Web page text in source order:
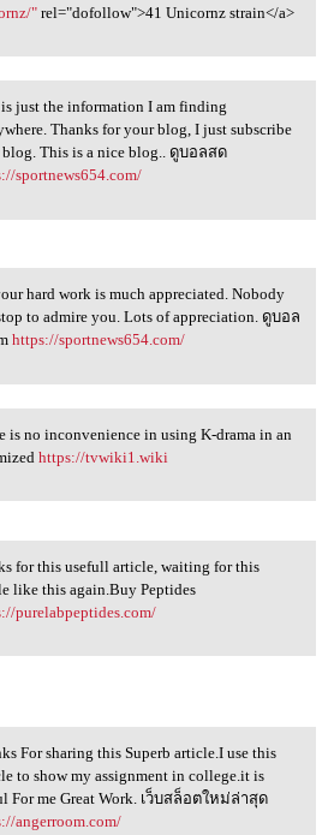
"rel="dofollow">41 Unicornz strain</a>
just the information
just the information I am finding
Thanks for your blog, I just subscribe
This is a nice blog.. ดูบอลสด
sportnews654.com/
hard work is much
hard work is much appreciated. Nobody
to admire you. Lots of appreciation. ดูบอล
https://sportnews654.com/
is no inconvenience in
is no inconvenience in using K-drama in an
https://tvwiki1.wiki
for this usefull
for this usefull article, waiting for this
like this again.Buy Peptides
purelabpeptides.com/
For sharing this
For sharing this Superb article.I use this
to show my assignment in college.it is
For me Great Work. เว็บสล็อตใหม่ล่าสุด
angerroom.com/